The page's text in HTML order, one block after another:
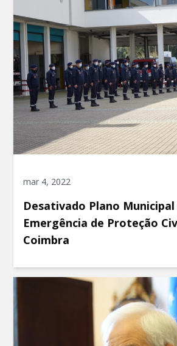
mar 4, 2022
Desativado Plano Municipal
Emergência de Proteção
Coimbra